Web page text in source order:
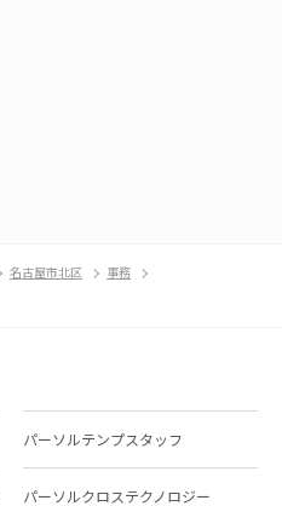
名古屋市北区
事務
パーソルテンプスタッフ
パーソルクロステクノロジー